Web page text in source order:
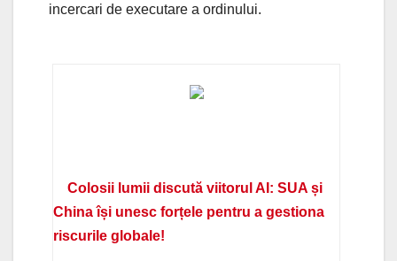
incercari de executare a ordinului.
Colosii lumii discută viitorul AI: SUA și
China își unesc forțele pentru a gestiona
riscurile globale!